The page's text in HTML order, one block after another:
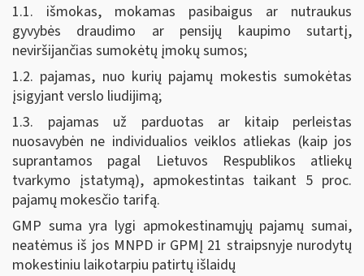
1.1. išmokas, mokamas pasibaigus ar nutraukus
gyvybės draudimo ar pensijų kaupimo sutartį,
neviršijančias sumokėtų įmokų sumos;
1.2. pajamas, nuo kurių pajamų mokestis sumokėtas
įsigyjant verslo liudijimą;
1.3. pajamas už parduotas ar kitaip perleistas
nuosavybėn ne individualios veiklos atliekas (kaip jos
suprantamos pagal Lietuvos Respublikos atliekų
tvarkymo įstatymą), apmokestintas taikant 5 proc.
pajamų mokesčio tarifą.
GMP suma yra lygi apmokestinamųjų pajamų sumai,
neatėmus iš jos MNPD ir GPMĮ 21 straipsnyje nurodytų
mokestiniu laikotarpiu patirtų išlaidų